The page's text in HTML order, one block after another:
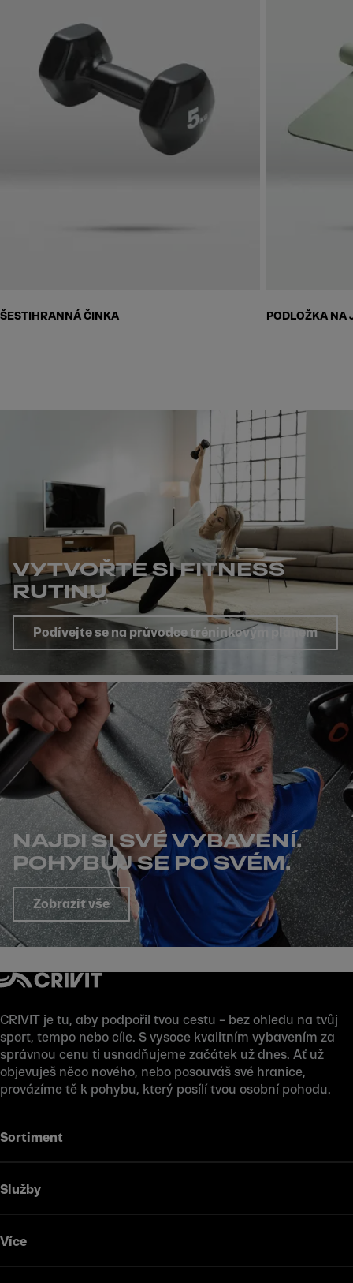
ŠESTIHRANNÁ ČINKA PODLOŽKA NA
VYTVOŘTE SI FITNESS
RUTINU
Podívejte se na průvodce tréninkovým plánem
NAJDI SI SVÉ VYBAVENÍ.
POHYBUJ SE PO SVÉM.
Zobrazit vše
CRIVIT je tu, aby podpořil tvou cestu – bez ohledu na tvůj
sport, tempo nebo cíle. S vysoce kvalitním vybavením za
správnou cenu ti usnadňujeme začátek už dnes. Ať už
objevuješ něco nového, nebo posouváš své hranice,
provázíme tě k pohybu, který posílí tvou osobní pohodu.
Sortiment
Služby
Více